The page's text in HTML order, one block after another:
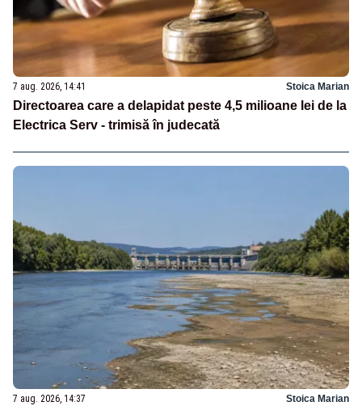
7 aug. 2026, 14:41 Stoica Marian
Directoarea care a delapidat peste 4,5 milioane lei de la
Electrica Serv - trimisă în judecată
7 aug. 2026, 14:37 Stoica Marian